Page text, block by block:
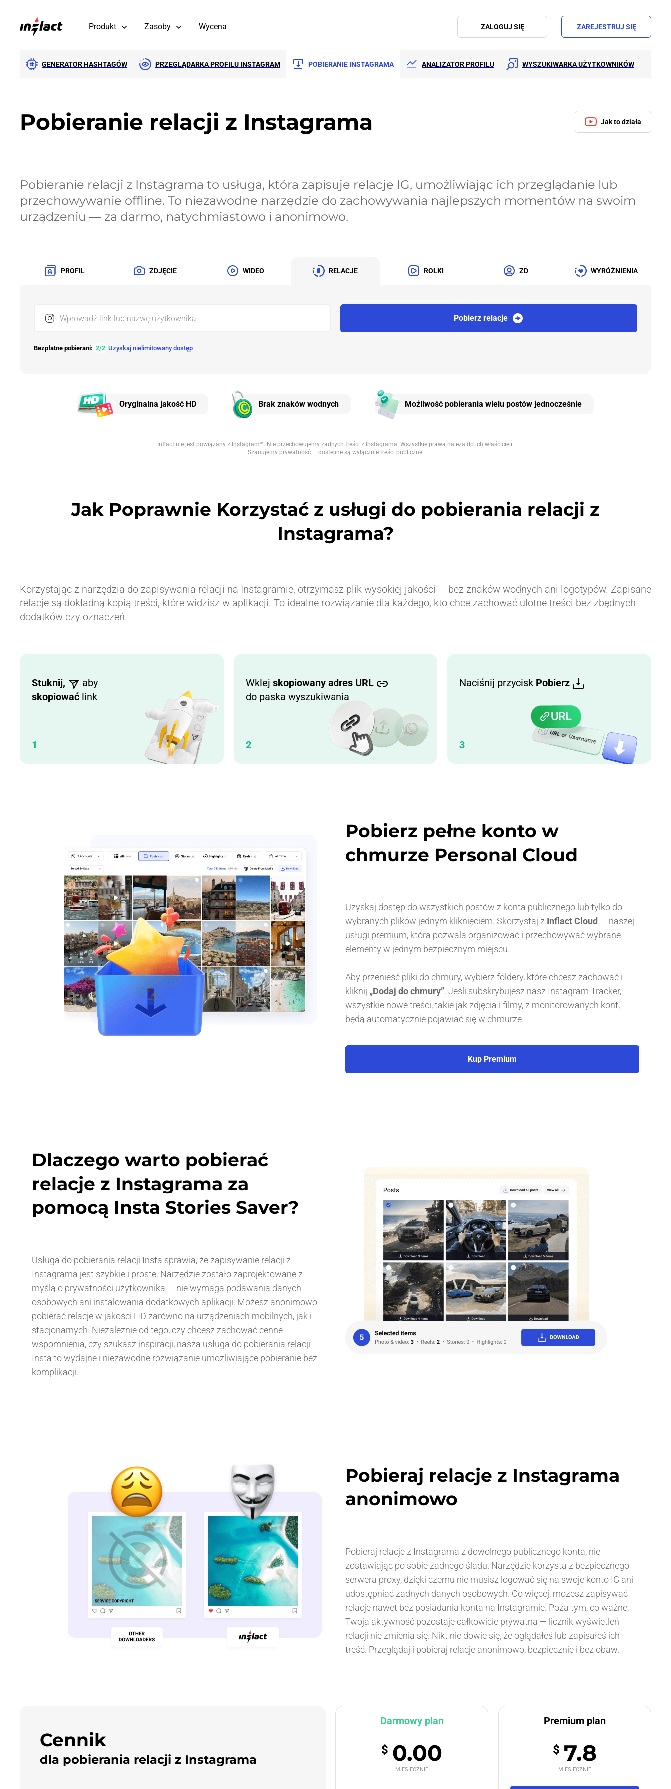
Produkt Zasoby Wycena ZALOGUJ SIĘ ZAREJESTRUJ SIĘ
GENERATOR HASHTAGÓW PRZEGLĄDARKA PROFILU INSTAGRAM POBIERANIE INSTAGRAMA ANALIZATOR PROFILU WYSZUKIWARKA UŻYTKOWNIKÓW
Pobieranie relacji z Instagrama Jak to działa
Pobieranie relacji z Instagrama to usługa, która zapisuje relacje IG, umożliwiając ich przeglądanie lub
przechowywanie offline. To niezawodne narzędzie do zachowywania najlepszych momentów na swoim
urządzeniu — za darmo, natychmiastowo i anonimowo.
PROFIL ZDJĘCIE WIDEO RELACJE ROLKI ZD WYRÓŻNIENIA
Wprowadź link lub nazwę użytkownika Pobierz relacje
Bezpłatne pobierani: 2/2 Uzyskaj nielimitowany dostęp
Oryginalna jakość HD Brak znaków wodnych Możliwość pobierania wielu postów jednocześnie
Inflact nie jest powiązany z Instagram™. Nie przechowujemy żadnych treści z Instagrama. Wszystkie prawa należą do ich właścicieli.
Szanujemy prywatność — dostępne są wyłącznie treści publiczne.
Jak Poprawnie Korzystać z usługi do pobierania relacji z
Instagrama?
Korzystając z narzędzia do zapisywania relacji na Instagramie, otrzymasz plik wysokiej jakości — bez znaków wodnych ani logotypów. Zapisane
relacje są dokładną kopią treści, które widzisz w aplikacji. To idealne rozwiązanie dla każdego, kto chce zachować ulotne treści bez zbędnych
dodatków czy oznaczeń.
1
Stuknij,
aby
skopiować link
2
Wklej skopiowany adres URL
do paska wyszukiwania
3
Naciśnij przycisk Pobierz
Pobierz pełne konto w
chmurze Personal Cloud
Uzyskaj dostęp do wszystkich postów z konta publicznego lub tylko do
wybranych plików jednym kliknięciem. Skorzystaj z Inflact Cloud — naszej
usługi premium, która pozwala organizować i przechowywać wybrane
elementy w jednym bezpiecznym miejscu.
Aby przenieść pliki do chmury, wybierz foldery, które chcesz zachować i
kliknij „Dodaj do chmury”. Jeśli subskrybujesz nasz Instagram Tracker,
wszystkie nowe treści, takie jak zdjęcia i filmy, z monitorowanych kont,
będą automatycznie pojawiać się w chmurze.
Kup Premium
Dlaczego warto pobierać
relacje z Instagrama za
pomocą Insta Stories Saver?
Usługa do pobierania relacji Insta sprawia, że zapisywanie relacji z
Instagrama jest szybkie i proste. Narzędzie zostało zaprojektowane z
myślą o prywatności użytkownika — nie wymaga podawania danych
osobowych ani instalowania dodatkowych aplikacji. Możesz anonimowo
pobierać relacje w jakości HD zarówno na urządzeniach mobilnych, jak i
stacjonarnych. Niezależnie od tego, czy chcesz zachować cenne
wspomnienia, czy szukasz inspiracji, nasza usługa do pobierania relacji
Insta to wydajne i niezawodne rozwiązanie umożliwiające pobieranie bez
komplikacji.
Pobieraj relacje z Instagrama
anonimowo
Pobieraj relacje z Instagrama z dowolnego publicznego konta, nie
zostawiając po sobie żadnego śladu. Narzędzie korzysta z bezpiecznego
serwera proxy, dzięki czemu nie musisz logować się na swoje konto IG ani
udostępniać żadnych danych osobowych. Co więcej, możesz zapisywać
relacje nawet bez posiadania konta na Instagramie. Poza tym, co ważne,
Twoja aktywność pozostaje całkowicie prywatna — licznik wyświetleń
relacji nie zmienia się. Nikt nie dowie się, że oglądałeś lub zapisałeś ich
treść. Przeglądaj i pobieraj relacje anonimowo, bezpiecznie i bez obaw.
Cennik
dla pobierania relacji z Instagrama
Darmowy plan
$ 0.00
MIESIĘCZNIE
Premium plan
$ 7.8
MIESIĘCZNIE